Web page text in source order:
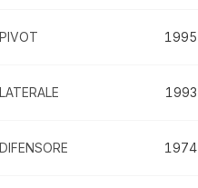
PIVOT 1995
LATERALE 1993
DIFENSORE 1974